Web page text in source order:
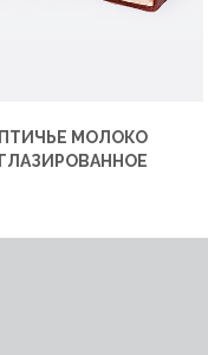
ПТИЧЬЕ МОЛОКО
ГЛАЗИРОВАННОЕ